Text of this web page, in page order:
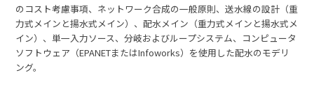
のコスト考慮事項、ネットワーク合成の一般原則、送水線の設計（重
力式メインと揚水式メイン）、配水メイン（重力式メインと揚水式メ
イン）、単一入力ソース、分岐およびループシステム、コンピュータ
ソフトウェア（EPANETまたはInfoworks）を使用した配水のモデリ
ング。